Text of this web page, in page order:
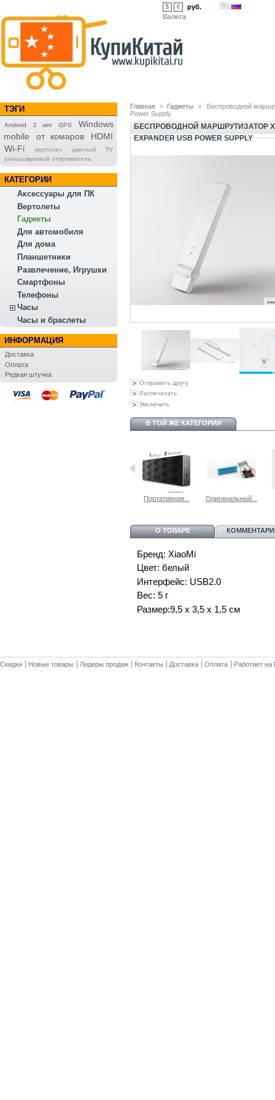
$ €
руб.
Валюта
ТЭГИ
Android 2 sim GPS
Windows
mobile
от комаров
HDMI
Wi-Fi
вертолет
цветной TV
ультразвуковой отпугиватель
КАТЕГОРИИ
Аксессуары для ПК
Вертолеты
Гаджеты
Для автомобиля
Для дома
Планшетники
Развлечение, Игрушки
Смартфоны
Телефоны
Часы
Часы и браслеты
ИНФОРМАЦИЯ
Доставка
Оплата
Редкая штучка
Главная > Гаджеты >
Беспроводной
Power Supply
БЕСПРОВОДНОЙ МАРШРУТИЗАТОР
EXPANDER USB POWER SUPPLY
Отправить другу
Распечатать
Увеличить
В ТОЙ ЖЕ КАТЕГОРИИ
Портативная... Оригинальный...
О ТОВАРЕ
Бренд: XiaoMi
Цвет: белый
Интерфейс: USB2.0
Вес: 5 г
Размер:9,5 х 3,5 х 1,5 см
Скидки Новые товары Лидеры продаж Контакты Доставка Оплата Работает на